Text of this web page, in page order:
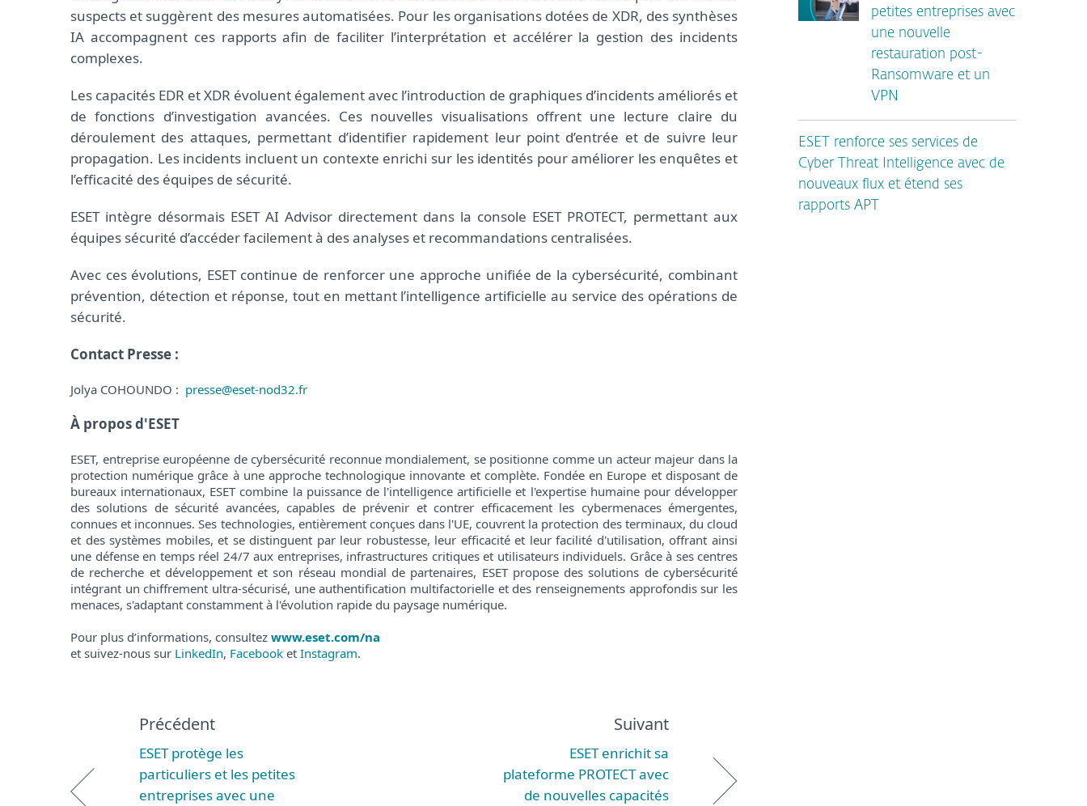
suspects et suggèrent des mesures automatisées. Pour les organisations dotées de XDR, des synthèses
IA accompagnent ces rapports afin de faciliter l’interprétation et accélérer la gestion des incidents
complexes.
Les capacités EDR et XDR évoluent également avec l’introduction de graphiques d’incidents améliorés et
de fonctions d’investigation avancées. Ces nouvelles visualisations offrent une lecture claire du
déroulement des attaques, permettant d’identifier rapidement leur point d’entrée et de suivre leur
propagation. Les incidents incluent un contexte enrichi sur les identités pour améliorer les enquêtes et
l’efficacité des équipes de sécurité.
ESET intègre désormais ESET AI Advisor directement dans la console ESET PROTECT, permettant aux
équipes sécurité d’accéder facilement à des analyses et recommandations centralisées.
Avec ces évolutions, ESET continue de renforcer une approche unifiée de la cybersécurité, combinant
prévention, détection et réponse, tout en mettant l’intelligence artificielle au service des opérations de
sécurité.
Contact Presse :
Jolya COHOUNDO : presse@eset-nod32.fr
À propos d'ESET
ESET, entreprise européenne de cybersécurité reconnue mondialement, se positionne comme un acteur majeur dans la
protection numérique grâce à une approche technologique innovante et complète. Fondée en Europe et disposant de
bureaux internationaux, ESET combine la puissance de l'intelligence artificielle et l'expertise humaine pour développer
des solutions de sécurité avancées, capables de prévenir et contrer efficacement les cybermenaces émergentes,
connues et inconnues. Ses technologies, entièrement conçues dans l'UE, couvrent la protection des terminaux, du cloud
et des systèmes mobiles, et se distinguent par leur robustesse, leur efficacité et leur facilité d'utilisation, offrant ainsi
une défense en temps réel 24/7 aux entreprises, infrastructures critiques et utilisateurs individuels. Grâce à ses centres
de recherche et développement et son réseau mondial de partenaires, ESET propose des solutions de cybersécurité
intégrant un chiffrement ultra-sécurisé, une authentification multifactorielle et des renseignements approfondis sur les
menaces, s'adaptant constamment à l'évolution rapide du paysage numérique.
Pour plus d’informations, consultez www.eset.com/na
et suivez-nous sur LinkedIn, Facebook et Instagram.
Précédent
ESET protège les
particuliers et les petites
entreprises avec une
Suivant
ESET enrichit sa
plateforme PROTECT avec
de nouvelles capacités
petites entreprises avec
une nouvelle
restauration post-
Ransomware et un
VPN
ESET renforce ses services de
Cyber Threat Intelligence avec de
nouveaux flux et étend ses
rapports APT